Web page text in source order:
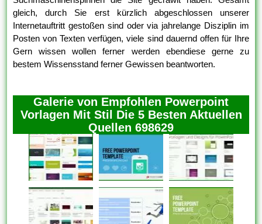
gleich, durch Sie erst kürzlich abgeschlossen unserer
Internetauftritt gestoßen sind oder via jahrelange Disziplin im
Posten von Texten verfügen, viele sind dauernd offen für Ihre
Gern wissen wollen ferner werden ebendiese gerne zu
bestem Wissensstand ferner Gewissen beantworten.
Galerie von Empfohlen Powerpoint
Vorlagen Mit Stil Die 5 Besten Aktuellen
Quellen 698629